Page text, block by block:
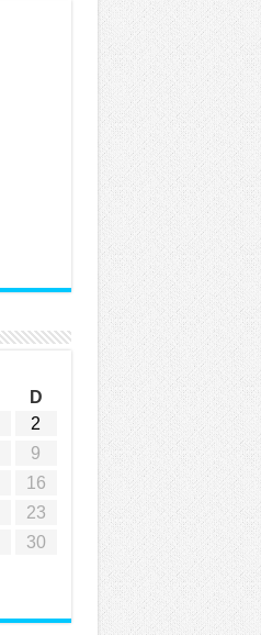
D
2
9
16
23
30